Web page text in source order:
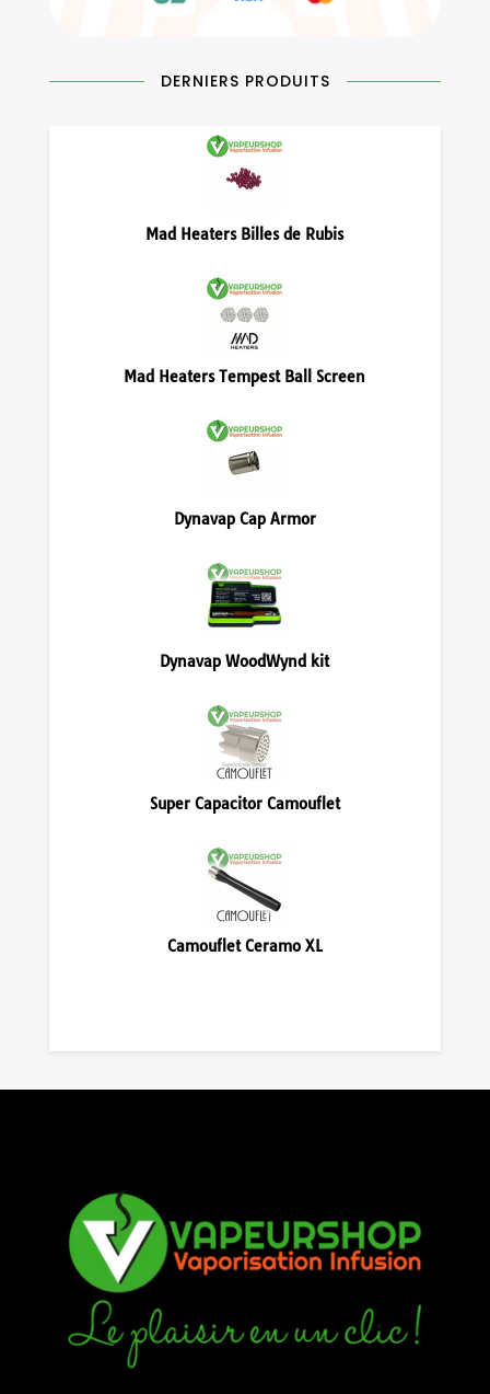
DERNIERS PRODUITS
Mad Heaters Billes de Rubis
Mad Heaters Tempest Ball Screen
Dynavap Cap Armor
Dynavap WoodWynd kit
Super Capacitor Camouflet
Camouflet Ceramo XL